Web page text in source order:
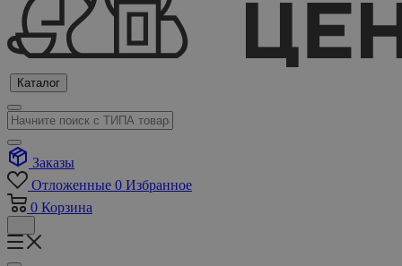
Каталог
Заказы
Отложенные 0 Избранное
0 Корзина